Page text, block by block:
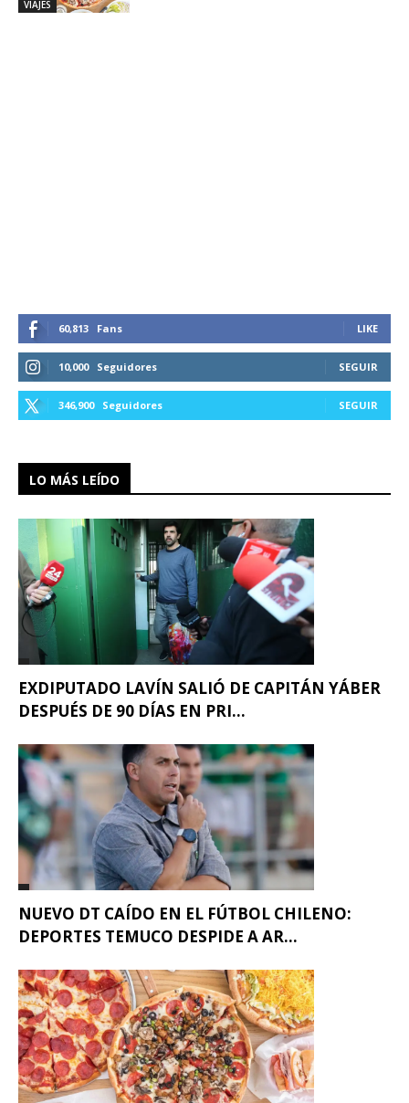
VIAJES
60,813 Fans LIKE
10,000 Seguidores SEGUIR
346,900 Seguidores SEGUIR
LO MÁS LEÍDO
EXDIPUTADO LAVÍN SALIÓ DE CAPITÁN YÁBER
DESPUÉS DE 90 DÍAS EN PRI...
NUEVO DT CAÍDO EN EL FÚTBOL CHILENO:
DEPORTES TEMUCO DESPIDE A AR...